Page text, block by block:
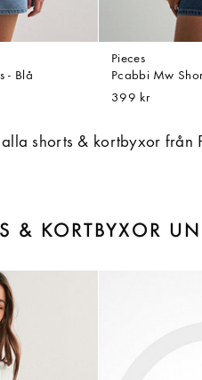
- Blå
Pieces
Pcabbi Mw
399 kr
shorts & kortbyxor från
& KORTBYXOR